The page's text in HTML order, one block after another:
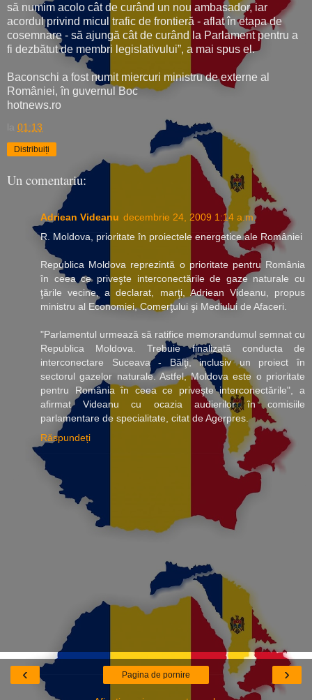
să numim acolo cât de curând un nou ambasador, iar
acordul privind micul trafic de frontieră - aflat în etapa de
cosemnare - să ajungă cât de curând la Parlament pentru a
fi dezbătut de membri legislativului”, a mai spus el.
Baconschi a fost numit miercuri ministru de externe al
României, în guvernul Boc
hotnews.ro
la 01:13
Distribuiți
Un comentariu:
Adriean Videanu decembrie 24, 2009 1:14 a.m.
R. Moldova, prioritate în proiectele energetice ale României
Republica Moldova reprezintă o prioritate pentru România
în ceea ce priveşte interconectările de gaze naturale cu
ţările vecine, a declarat, marţi, Adriean Videanu, propus
ministru al Economiei, Comerţului şi Mediului de Afaceri.
"Parlamentul urmează să ratifice memorandumul semnat cu
Republica Moldova. Trebuie finalizată conducta de
interconectare Suceava - Bălţi, inclusiv un proiect în
sectorul gazelor naturale. Astfel, Moldova este o prioritate
pentru România în ceea ce priveşte interconectările", a
afirmat Videanu cu ocazia audierilor în comisiile
parlamentare de specialitate, citat de Agerpres.
Răspundeți
‹ ›
Pagina de pornire